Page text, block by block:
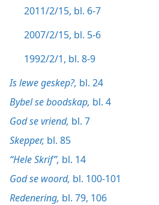
2011/2/15, bl. 6-7
2007/2/15, bl. 5-6
1992/2/1, bl. 8-9
Is lewe geskep?, bl. 24
Bybel se boodskap, bl. 4
God se vriend, bl. 7
Skepper, bl. 85
“Hele Skrif”, bl. 14
God se woord, bl. 100-101
Redenering, bl. 79, 106